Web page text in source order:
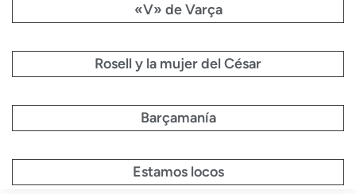
«V» de Varça
Rosell y la mujer del César
Barçamanía
Estamos locos